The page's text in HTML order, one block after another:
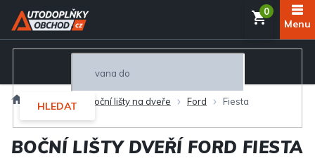
Přejít
obsah
HLEDAT
Exteriér Boční lišty na dveře Ford Fiesta
BOČNÍ LIŠTY DVEŘÍ FORD FIESTA